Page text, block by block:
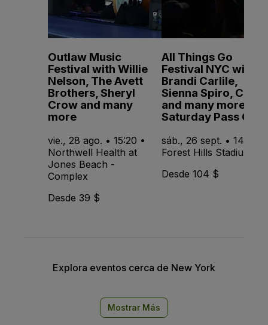
Outlaw Music
Festival with Willie
Nelson, The Avett
Brothers, Sheryl
Crow and many
more
vie., 28 ago. • 15:20 •
Northwell Health at
Jones Beach -
Complex
Desde 39 $
All Things Go
Festival NYC with
Brandi Carlile,
Sienna Spiro, CMAT
and many more -
Saturday Pass Only
sáb., 26 sept. • 14:15 •
Forest Hills Stadium
Desde 104 $
Explora eventos cerca de New York
Mostrar Más